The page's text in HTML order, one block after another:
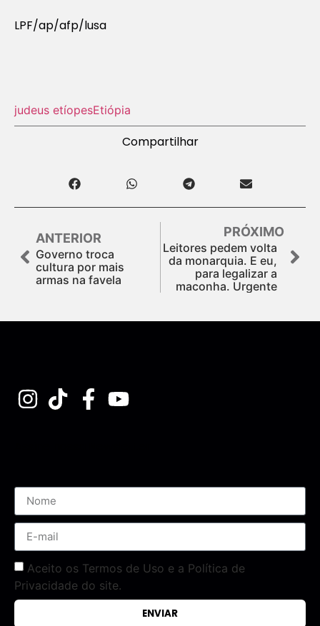
LPF/ap/afp/lusa
judeus etíopesEtiópia
Compartilhar
ANTERIOR
Governo troca
cultura por mais
armas na favela
PRÓXIMO
Leitores pedem volta
da monarquia. E eu,
para legalizar a
maconha. Urgente
Aceito os Termos de Uso e a Política de
Privacidade do site.
ENVIAR